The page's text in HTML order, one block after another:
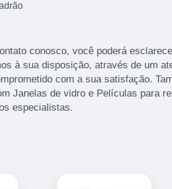
conosco, você poderá
à sua disposição, através de um
com a sua satisfação.
Janelas de vidro e Películas para
especialistas.